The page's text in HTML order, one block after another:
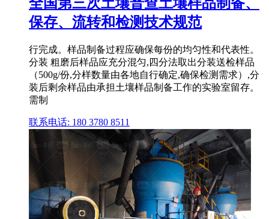
保存、流转和检测技术规范
行完成。样品制备过程应确保每份的均匀性和代表性。
分装 粗磨后样品应充分混匀,四分法取出分装送检样品
（500g/份,分样数量由各地自行确定,确保检测需求）,分
装后剩余样品由承担土壤样品制备工作的实验室留存。
需制
联系电话: 180 3780 8511